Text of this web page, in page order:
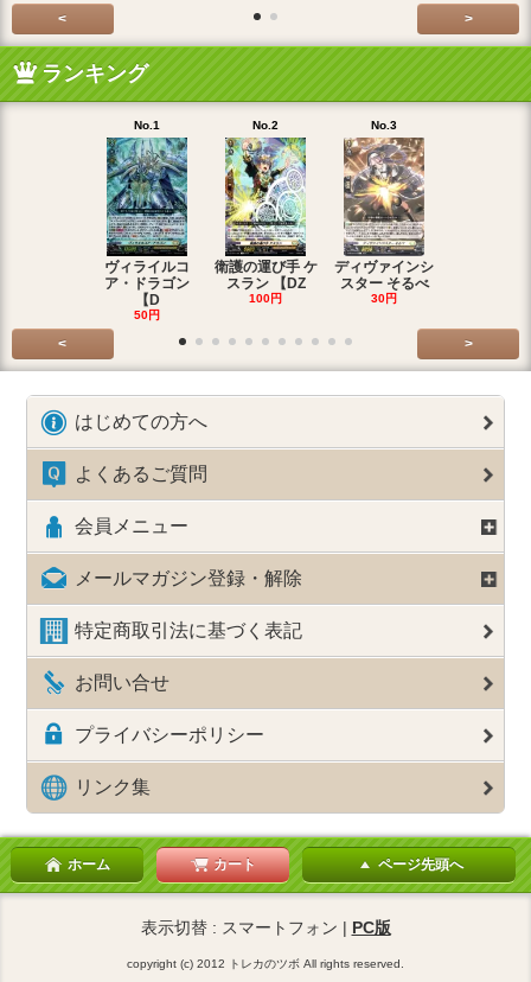
< >
ランキング
No.1
ヴィライルコ
ア・ドラゴン
【D
50円
No.2
衛護の運び手 ケ
スラン 【DZ
100円
No.3
ディヴァインシ
スター そるべ
30円
< >
はじめての方へ
よくあるご質問
会員メニュー
メールマガジン登録・解除
特定商取引法に基づく表記
お問い合せ
プライバシーポリシー
リンク集
ホーム カート ページ先頭へ
表示切替 : スマートフォン | PC版
copyright (c) 2012 トレカのツボ All rights reserved.